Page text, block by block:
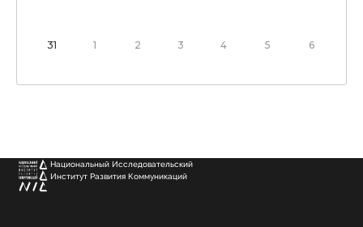
31 1 2 3 4 5 6
Национальный Исследовательский
Институт Развития Коммуникаций